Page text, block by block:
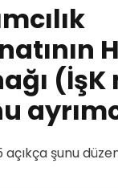
(İşK
açıkça şunu